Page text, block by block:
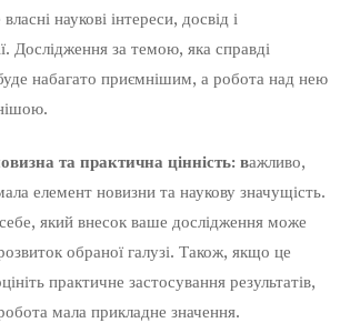
наукові інтереси, досвід і
Дослідження за темою, яка справді
набагато приємнішим, а робота над нею
та практична цінність: важливо,
елемент новизни та наукову значущість.
який внесок ваше дослідження може
обраної галузі. Також, якщо це
практичне застосування результатів,
мала прикладне значення.